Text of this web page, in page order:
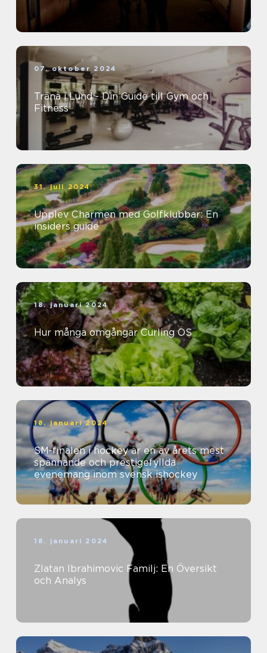
07. oktober 2024
Träna i Lund - Din Guide till Gym och
Fitness
31. juli 2024
Upplev Charmen med Golfklubbar: En
insiders guide
18. januari 2024
Hur många omgångar Curling OS
18. januari 2024
SM-finalen i hockey är en av årets mest
spännande och prestigefyllda
evenemang inom svensk ishockey
18. januari 2024
Zlatan Ibrahimovic Familj: En Översikt
och Analys